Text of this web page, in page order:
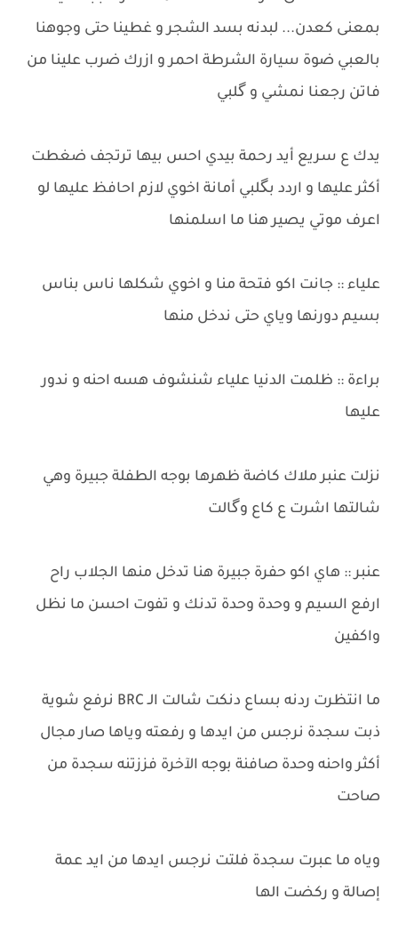
بمعنى كعدن... لبدنه بسد الشجر و غطينا حتى وجوهنا
بالعبي ضوة سيارة الشرطة احمر و ازرك ضرب علينا من
فاتن رجعنا نمشي و گلبي
يدك ع سريع أيد رحمة بيدي احس بيها ترتجف ضغطت
أكثر عليها و اردد بگلبي أمانة اخوي لازم احافظ عليها لو
اعرف موتي يصير هنا ما اسلمنها
علياء :: جانت اكو فتحة منا و اخوي شكلها ناس بناس
بسيم دورنها وياي حتى ندخل منها
براءة :: ظلمت الدنيا علياء شنشوف هسه احنه و ندور
عليها
نزلت عنبر ملاك كاضة ظهرها بوجه الطفلة جبيرة وهي
شالتها اشرت ع كاع وگالت
عنبر :: هاي اكو حفرة جبيرة هنا تدخل منها الجلاب راح
ارفع السيم و وحدة وحدة تدنك و تفوت احسن ما نظل
واكفين
ما انتظرت ردنه بساع دنكت شالت الـ BRC نرفع شوية
ذبت سجدة نرجس من ايدها و رفعته وياها صار مجال
أكثر واحنه وحدة صافنة بوجه الآخرة فززتنه سجدة من
صاحت
وياه ما عبرت سجدة فلتت نرجس ايدها من ايد عمة
إصالة و ركضت الها